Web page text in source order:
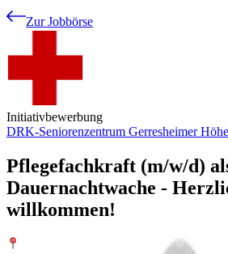
Zur Jobbörse
Initiativbewerbung
DRK-Seniorenzentrum Gerresheimer Höhe
Pflegefachkraft (m/w/d)
Dauernachtwache -
willkommen!